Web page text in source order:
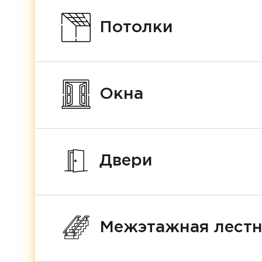
Потолки
Окна
Двери
Межэтажная